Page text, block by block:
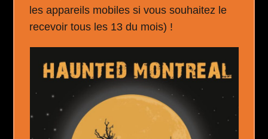
les appareils mobiles si vous souhaitez le
recevoir tous les 13 du mois) !